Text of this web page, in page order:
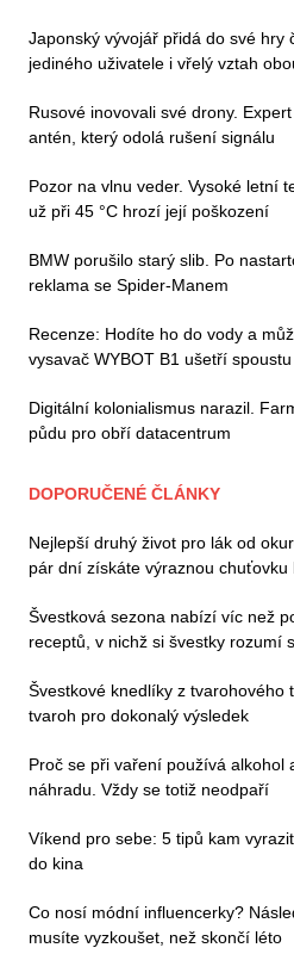
Japonský vývojář přidá do své hry
jediného uživatele i vřelý vztah
Rusové inovovali své drony.
antén, který odolá rušení signálu
Pozor na vlnu veder. Vysoké letní
už při 45 °C hrozí její poškození
BMW porušilo starý slib. Po
reklama se Spider-Manem
Recenze: Hodíte ho do vody a
vysavač WYBOT B1 ušetří
Digitální kolonialismus narazil.
půdu pro obří datacentrum
DOPORUČENÉ ČLÁNKY
Nejlepší druhý život pro lák od
pár dní získáte výraznou chuťovku
Švestková sezona nabízí víc než
receptů, v nichž si švestky rozumí
Švestkové knedlíky z tvarohového
tvaroh pro dokonalý výsledek
Proč se při vaření používá alkohol
náhradu. Vždy se totiž neodpaří
Víkend pro sebe: 5 tipů kam
do kina
Co nosí módní influencerky?
musíte vyzkoušet, než skončí léto